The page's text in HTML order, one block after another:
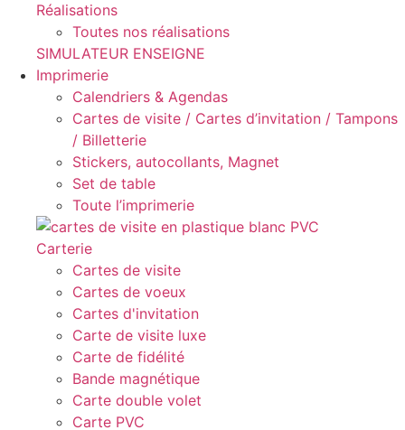
Réalisations
Toutes nos réalisations
SIMULATEUR ENSEIGNE
Imprimerie
Calendriers & Agendas
Cartes de visite / Cartes d’invitation / Tampons
/ Billetterie
Stickers, autocollants, Magnet
Set de table
Toute l’imprimerie
Carterie
Cartes de visite
Cartes de voeux
Cartes d'invitation
Carte de visite luxe
Carte de fidélité
Bande magnétique
Carte double volet
Carte PVC